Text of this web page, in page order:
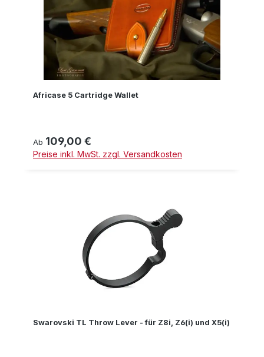
Africase 5 Cartridge Wallet
Regulärer Preis:
Ab 109,00 €
Preise inkl. MwSt. zzgl. Versandkosten
Swarovski TL Throw Lever - für Z8i, Z6(i) und X5(i)